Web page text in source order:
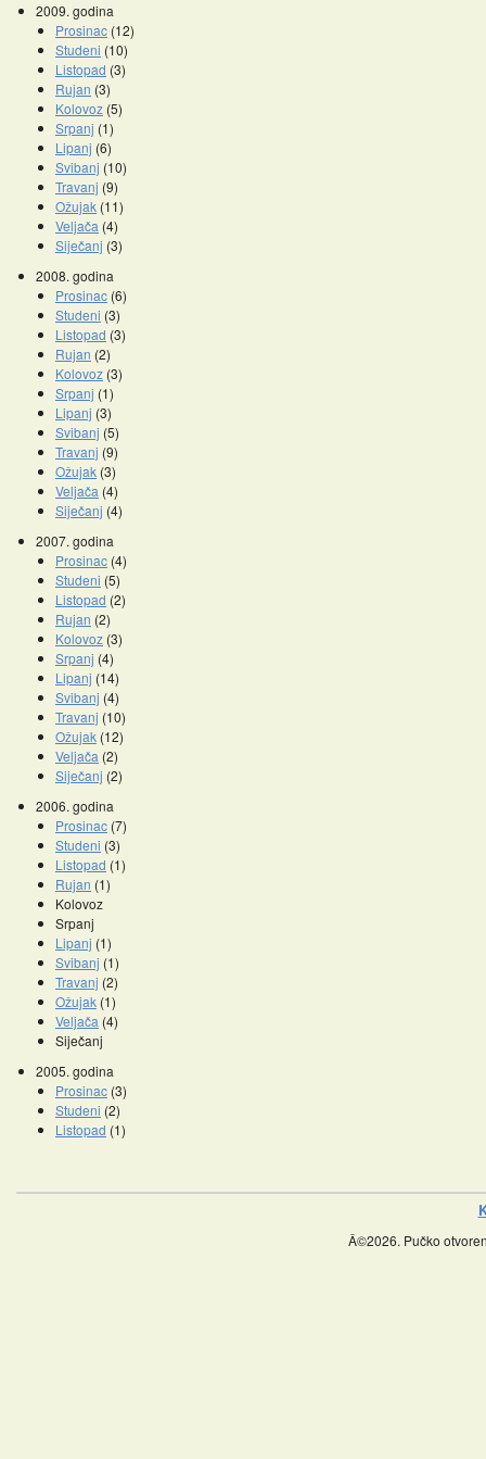
2009. godina
Prosinac (12)
Studeni (10)
Listopad (3)
Rujan (3)
Kolovoz (5)
Srpanj (1)
Lipanj (6)
Svibanj (10)
Travanj (9)
Ožujak (11)
Veljača (4)
Siječanj (3)
2008. godina
Prosinac (6)
Studeni (3)
Listopad (3)
Rujan (2)
Kolovoz (3)
Srpanj (1)
Lipanj (3)
Svibanj (5)
Travanj (9)
Ožujak (3)
Veljača (4)
Siječanj (4)
2007. godina
Prosinac (4)
Studeni (5)
Listopad (2)
Rujan (2)
Kolovoz (3)
Srpanj (4)
Lipanj (14)
Svibanj (4)
Travanj (10)
Ožujak (12)
Veljača (2)
Siječanj (2)
2006. godina
Prosinac (7)
Studeni (3)
Listopad (1)
Rujan (1)
Kolovoz
Srpanj
Lipanj (1)
Svibanj (1)
Travanj (2)
Ožujak (1)
Veljača (4)
Siječanj
2005. godina
Prosinac (3)
Studeni (2)
Listopad (1)
Â©2026. Pučko